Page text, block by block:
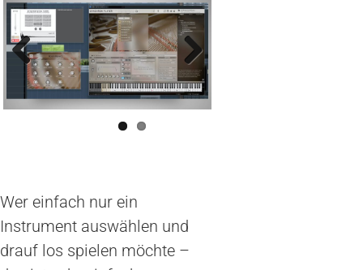
Previous Next
Wer einfach nur ein
Instrument auswählen und
drauf los spielen möchte –